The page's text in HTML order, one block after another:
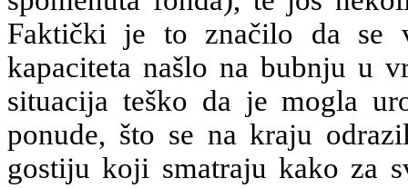
Faktički je to značilo da se
kapaciteta našlo na bubnju u
situacija teško da je mogla
ponude, što se na kraju
gostiju koji smatraju kako za